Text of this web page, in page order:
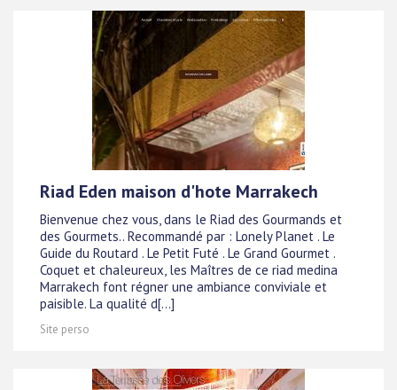
Riad Eden maison d'hote Marrakech
Bienvenue chez vous, dans le Riad des Gourmands et
des Gourmets.. Recommandé par : Lonely Planet . Le
Guide du Routard . Le Petit Futé . Le Grand Gourmet .
Coquet et chaleureux, les Maîtres de ce riad medina
Marrakech font régner une ambiance conviviale et
paisible. La qualité d[...]
Site perso